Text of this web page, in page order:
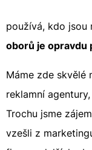
používá, kdo jsou
oborů je opravdu
Máme zde skvělé
reklamní
Trochu jsme
vzešli z